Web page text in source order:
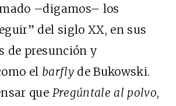
–digamos– los
del siglo XX, en sus
de presunción y
el barflyde Bukowski.
que Pregúntale al polvo,